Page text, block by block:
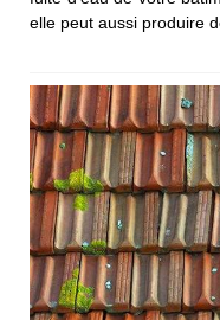
elle peut aussi produire